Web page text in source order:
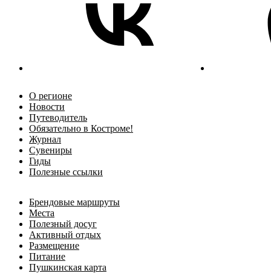
О регионе
Новости
Путеводитель
Обязательно в Костроме!
Журнал
Сувениры
Гиды
Полезные ссылки
Брендовые маршруты
Места
Полезный досуг
Активный отдых
Размещение
Питание
Пушкинская карта